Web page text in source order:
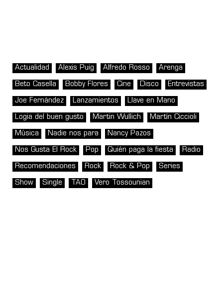
Actualidad Alexis Puig Alfredo Rosso Arenga
Beto Casella Bobby Flores Cine Disco Entrevistas
Joe Fernández Lanzamientos Llave en Mano
Logia del buen gusto Martin Wullich Martín Ciccioli
Música Nadie nos para Nancy Pazos
Nos Gusta El Rock Pop Quién paga la fiesta Radio
Recomendaciones Rock Rock & Pop Series
Show Single TAO Vero Tossounian